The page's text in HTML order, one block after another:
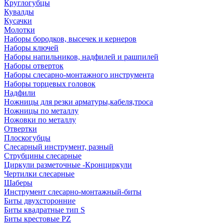
Круглогубцы
Кувалды
Кусачки
Молотки
Наборы бородков, высечек и кернеров
Наборы ключей
Наборы напильников, надфилей и рашпилей
Наборы отверток
Наборы слесарно-монтажного инструмента
Наборы торцевых головок
Надфили
Ножницы для резки арматуры,кабеля,троса
Ножницы по металлу
Ножовки по металлу
Отвертки
Плоскогубцы
Слесарный инструмент, разный
Струбцины слесарные
Циркули разметочные -Кронциркули
Чертилки слесарные
Шаберы
Инструмент слесарно-монтажный-биты
Биты двухсторонние
Биты квадратные тип S
Биты крестовые РZ